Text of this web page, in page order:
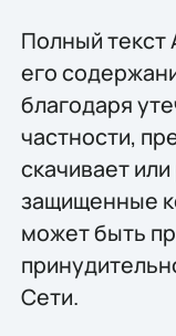
Полный текст
его
благодаря
частности,
скачивает
защищенные
может быть
Сети.